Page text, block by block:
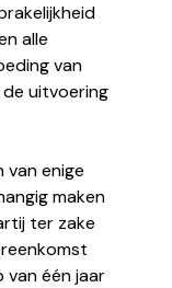
alle
van
uitvoering
van enige
maken
ter zake
één jaar